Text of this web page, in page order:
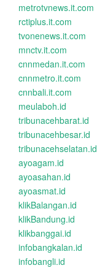
metrotvnews.it.com
rctiplus.it.com
tvonenews.it.com
mnctv.it.com
cnnmedan.it.com
cnnmetro.it.com
cnnbali.it.com
meulaboh.id
tribunacehbarat.id
tribunacehbesar.id
tribunacehselatan.id
ayoagam.id
ayoasahan.id
ayoasmat.id
klikBalangan.id
klikBandung.id
klikbanggai.id
infobangkalan.id
infobangli.id